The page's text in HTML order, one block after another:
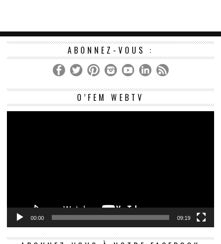
ABONNEZ-VOUS :
O’FEM WEBTV
00:00 09:19